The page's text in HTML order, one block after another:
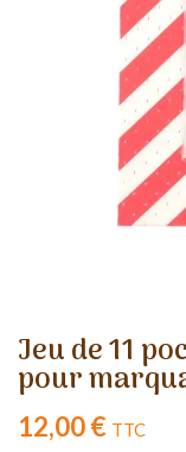
Jeu de 11
pour
12,00 € TTC